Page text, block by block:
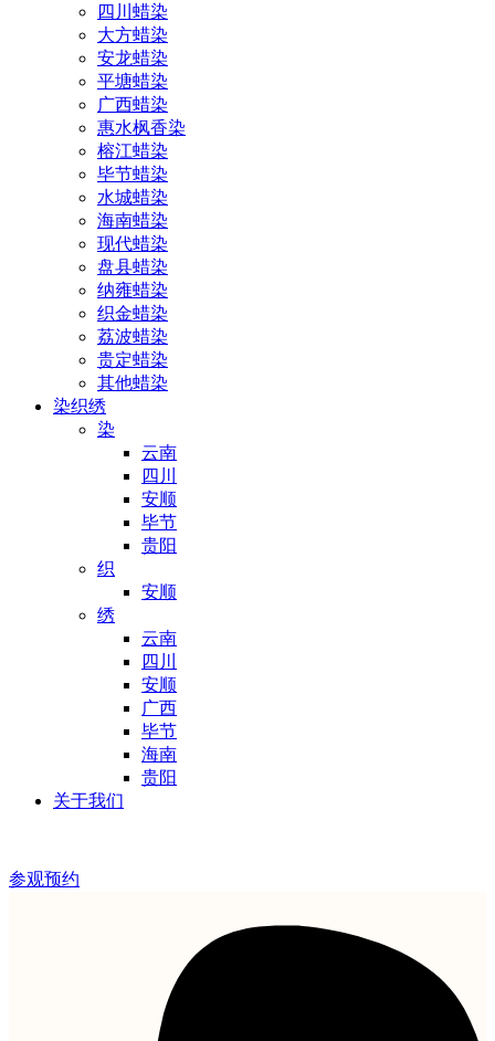
四川蜡染
大方蜡染
安龙蜡染
平塘蜡染
广西蜡染
惠水枫香染
榕江蜡染
毕节蜡染
水城蜡染
海南蜡染
现代蜡染
盘县蜡染
纳雍蜡染
织金蜡染
荔波蜡染
贵定蜡染
其他蜡染
染织绣
染
云南
四川
安顺
毕节
贵阳
织
安顺
绣
云南
四川
安顺
广西
毕节
海南
贵阳
关于我们
参观预约